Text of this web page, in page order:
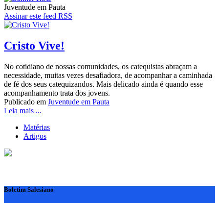
Juventude em Pauta
Assinar este feed RSS
Cristo Vive!
No cotidiano de nossas comunidades, os catequistas abraçam a
necessidade, muitas vezes desafiadora, de acompanhar a caminhada
de fé dos seus catequizandos. Mais delicado ainda é quando esse
acompanhamento trata dos jovens.
Publicado em Juventude em Pauta
Leia mais ...
Matérias
Artigos
Boletim Salesiano